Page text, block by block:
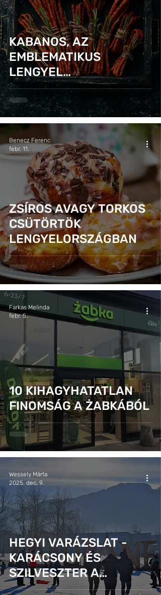
KABANOS, AZ
EMBLEMATIKUS
LENGYEL
CSERKÉSZKOLBÁSZ
ZSÍROS AVAGY TORKOS
CSÜTÖRTÖK
LENGYELORSZÁGBAN
Benecz Ferenc
febr. 11.
10 KIHAGYHATATLAN
FINOMSÁG A ŻABKÁBÓL
Farkas Melinda
febr. 5.
HEGYI VARÁZSLAT -
KARÁCSONY ÉS
SZILVESZTER A
TÁTRÁBAN
Wessely Márta
2025. dec. 9.